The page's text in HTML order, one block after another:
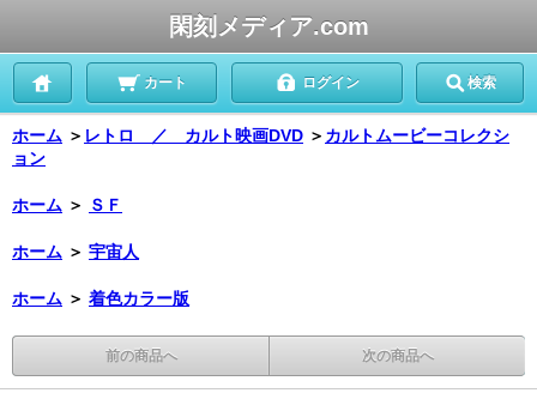
閑刻メディア.com
カート ログイン 検索
ホーム ＞ レトロ ／ カルト映画DVD ＞ カルトムービーコレクシ
ョン
ホーム ＞ ＳＦ
ホーム ＞ 宇宙人
ホーム ＞ 着色カラー版
前の商品へ 次の商品へ